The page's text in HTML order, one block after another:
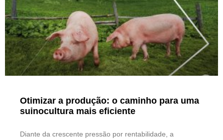
Otimizar a produção: o caminho para uma
suinocultura mais eficiente
Diante da crescente pressão por rentabilidade, a